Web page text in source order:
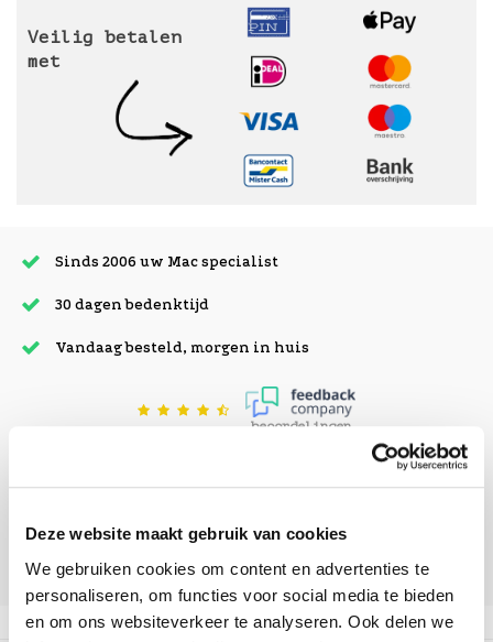
Deze website maakt gebruik van cookies
We gebruiken cookies om content en advertenties te
personaliseren, om functies voor social media te bieden
en om ons websiteverkeer te analyseren. Ook delen we
Veilig betalen
met
Sinds 2006 uw Mac specialist
30 dagen bedenktijd
Vandaag besteld, morgen in huis
beoordelingen